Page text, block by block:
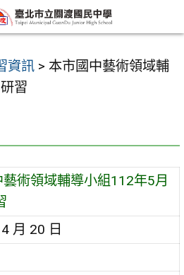
資訊 > 本市國中藝術領域輔
習
術領域輔導小組112年5月
月 20 日